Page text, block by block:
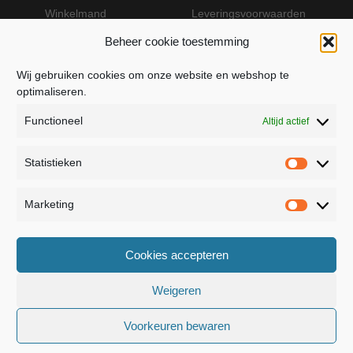
Beheer cookie toestemming
Wij gebruiken cookies om onze website en webshop te
optimaliseren.
Functioneel Altijd actief
Statistieken
Marketing
Cookies accepteren
Weigeren
Voorkeuren bewaren
Winkelmand
Leveringsvoorwaarden
VEILIG BETALEN MET MOLLIE
JB Fashion — Powered by Jolanda Bevelander
Dressage - Heuvelsweg 19 - 4321 TE Kerkwerve